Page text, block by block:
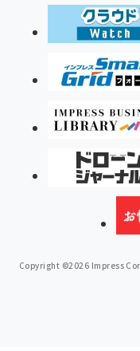
Copyright ©2026 Impress